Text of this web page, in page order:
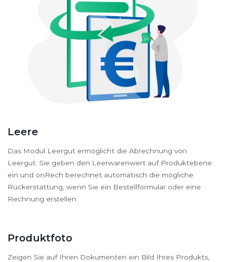
Leere
Das Modul Leergut ermöglicht die Abrechnung von
Leergut. Sie geben den Leerwarenwert auf Produktebene
ein und onRech berechnet automatisch die mögliche
Rückerstattung, wenn Sie ein Bestellformular oder eine
Rechnung erstellen.
Produktfoto
Zeigen Sie auf Ihren Dokumenten ein Bild Ihres Produkts,